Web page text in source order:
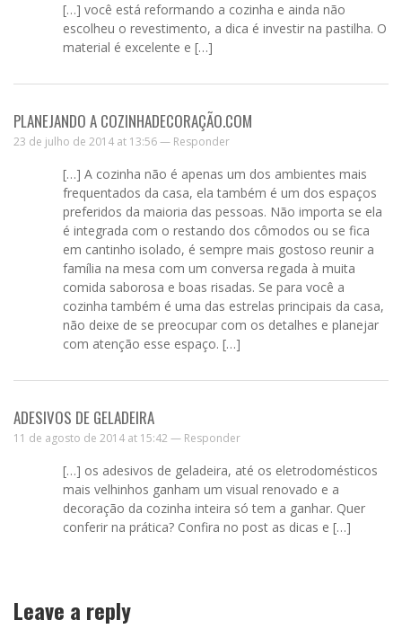
[…] você está reformando a cozinha e ainda não
escolheu o revestimento, a dica é investir na pastilha. O
material é excelente e […]
PLANEJANDO A COZINHADECORAÇÃO.COM
23 de julho de 2014 at 13:56 — Responder
[…] A cozinha não é apenas um dos ambientes mais
frequentados da casa, ela também é um dos espaços
preferidos da maioria das pessoas. Não importa se ela
é integrada com o restando dos cômodos ou se fica
em cantinho isolado, é sempre mais gostoso reunir a
família na mesa com um conversa regada à muita
comida saborosa e boas risadas. Se para você a
cozinha também é uma das estrelas principais da casa,
não deixe de se preocupar com os detalhes e planejar
com atenção esse espaço. […]
ADESIVOS DE GELADEIRA
11 de agosto de 2014 at 15:42 — Responder
[…] os adesivos de geladeira, até os eletrodomésticos
mais velhinhos ganham um visual renovado e a
decoração da cozinha inteira só tem a ganhar. Quer
conferir na prática? Confira no post as dicas e […]
Leave a reply